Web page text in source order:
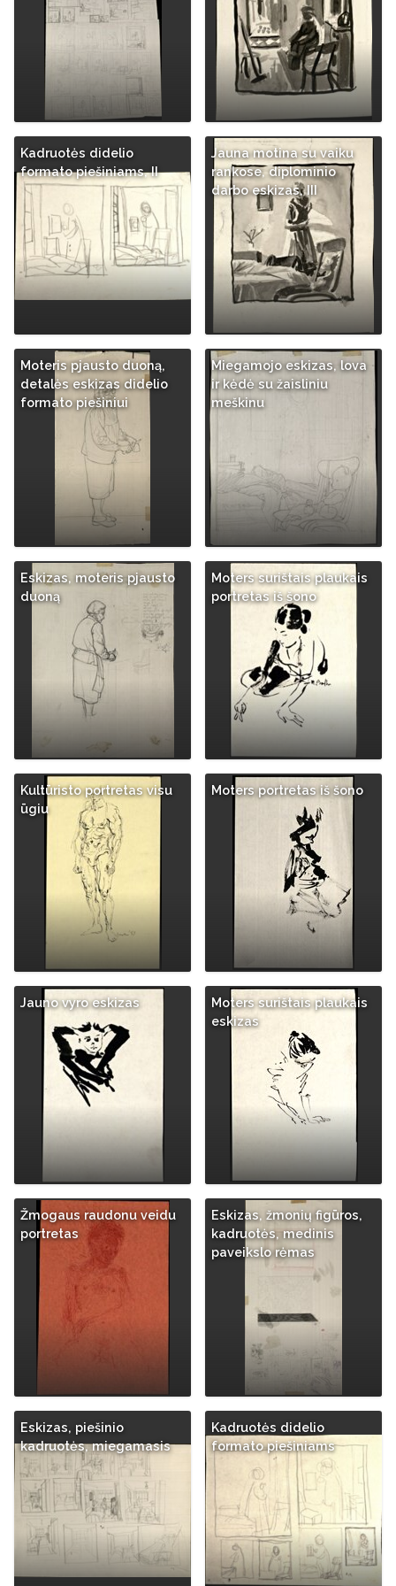
Kadruotės didelio
formato piešiniams, II
Jauna motina su vaiku
rankose, diplominio
darbo eskizas, III
Moteris pjausto duoną,
detalės eskizas didelio
formato piešiniui
Miegamojo eskizas, lova
ir kėdė su žaisliniu
meškinu
Eskizas, moteris pjausto
duoną
Moters surištais plaukais
portretas iš šono
Kultūristo portretas visu
ūgiu
Moters portretas iš šono
Jauno vyro eskizas
Moters surištais plaukais
eskizas
Žmogaus raudonu veidu
portretas
Eskizas, žmonių figūros,
kadruotės, medinis
paveikslo rėmas
Eskizas, piešinio
kadruotės, miegamasis
Kadruotės didelio
formato piešiniams